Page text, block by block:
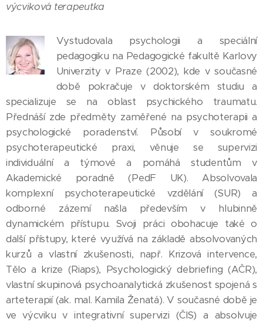
výcviková terapeutka
Vystudovala psychologii a speciální
pedagogiku na Pedagogické fakultě Karlovy
Univerzity v Praze (2002), kde v současné
době pokračuje v doktorském studiu a
specializuje se na oblast psychického traumatu.
Přednáší zde předměty zaměřené na psychoterapii a
psychologické poradenství. Působí v soukromé
psychoterapeutické praxi, věnuje se supervizi
individuální a týmové a pomáhá studentům v
Akademické poradně (PedF UK). Absolvovala
komplexní psychoterapeutické vzdělání (SUR) a
odborné zázemí našla především v hlubinně
dynamickém přístupu. Svoji práci obohacuje také o
další přístupy, které využívá na základě absolvovaných
kurzů a vlastní zkušenosti, např. Krizová intervence,
Tělo a krize (Riaps), Psychologický debriefing (AČR),
vlastní skupinová psychoanalytická zkušenost spojená s
arteterapií (ak. mal. Kamila Ženatá). V současné době je
ve výcviku v integrativní supervizi (ČIS) a absolvuje